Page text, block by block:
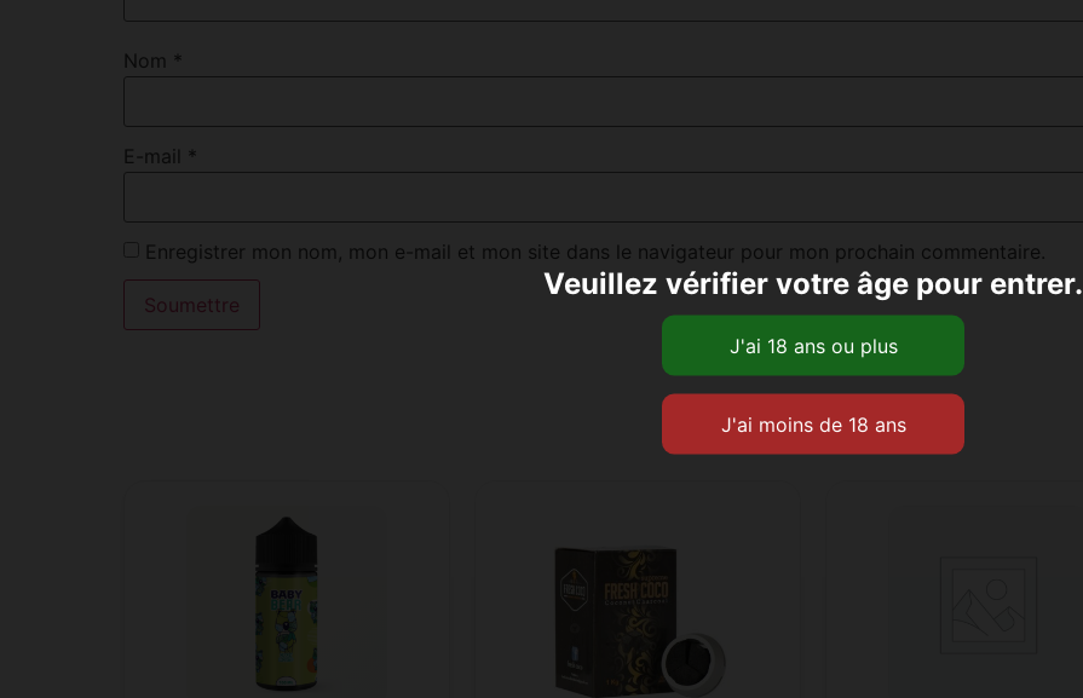
Nom *
E-mail *
Enregistrer mon nom, mon e-mail et mon site dans le navigateur pour mon prochain commentaire.
Produits similaires
Veuillez vérifier votre âge pour entrer.